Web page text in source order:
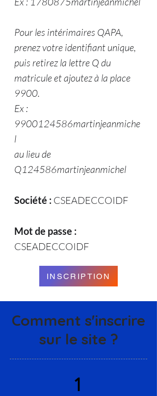
Pour les intérimaires QAPA,
prenez votre identifiant unique,
puis retirez la lettre Q du
matricule et ajoutez à la place
9900.
Ex :
9900124586martinjeanmiche
l
au lieu de
Q124586martinjeanmichel
Société : CSEADECCOIDF
Mot de passe :
CSEADECCOIDF
INSCRIPTION
Comment s'inscrire
sur le site ?
1